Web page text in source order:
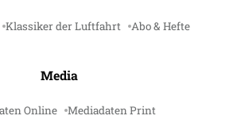
Klassiker der Luftfahrt Abo & Hefte
Media
Online Mediadaten Print